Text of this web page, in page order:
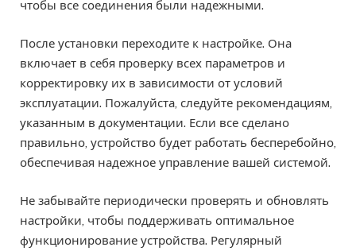
чтобы все соединения были надежными.
После установки переходите к настройке. Она
включает в себя проверку всех параметров и
корректировку их в зависимости от условий
эксплуатации. Пожалуйста, следуйте рекомендациям,
указанным в документации. Если все сделано
правильно, устройство будет работать бесперебойно,
обеспечивая надежное управление вашей системой.
Не забывайте периодически проверять и обновлять
настройки, чтобы поддерживать оптимальное
функционирование устройства. Регулярный